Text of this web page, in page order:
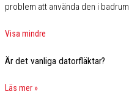
problem att använda den i badrum.
Visa mindre
Är det vanliga datorfläktar?
Läs mer »